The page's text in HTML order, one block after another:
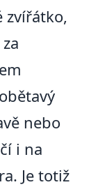
zvířátko,
nebo
i na
Je totiž